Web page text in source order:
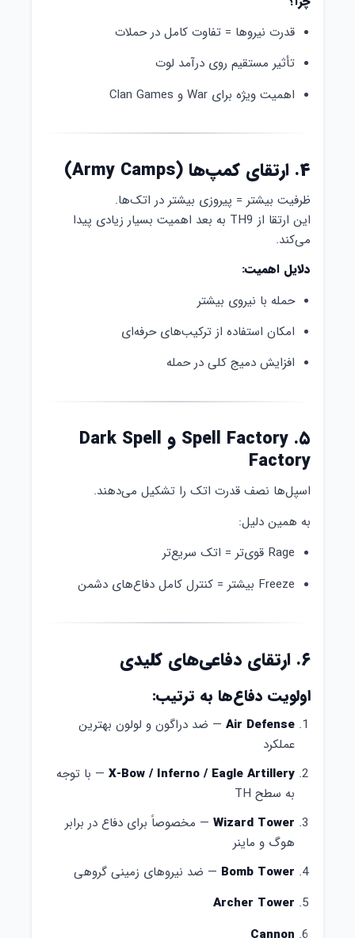
قدرت نیروها = تفاوت کامل در حملات
تأثیر مستقیم روی درآمد لوت
اهمیت ویژه برای War و Clan Games
۴. ارتقای کمپ‌ها (Army Camps)
ظرفیت بیشتر = پیروزی بیشتر در اتک‌ها.
این ارتقا از TH9 به بعد اهمیت بسیار زیادی پیدا
می‌کند.
دلایل اهمیت:
حمله با نیروی بیشتر
امکان استفاده از ترکیب‌های حرفه‌ای
افزایش دمیج کلی در حمله
۵. Spell Factory و Dark Spell
Factory
اسپل‌ها نصف قدرت اتک را تشکیل می‌دهند.
به همین دلیل:
Rage قوی‌تر = اتک سریع‌تر
Freeze بیشتر = کنترل کامل دفاع‌های دشمن
۶. ارتقای دفاعی‌های کلیدی
اولویت دفاع‌ها به ترتیب:
Air Defense — ضد دراگون و لولون بهترین
عملکرد
X-Bow / Inferno / Eagle Artillery — با توجه
به سطح TH
Wizard Tower — مخصوصاً برای دفاع در برابر
هوگ و ماینر
Bomb Tower — ضد نیروهای زمینی گروهی
Archer Tower